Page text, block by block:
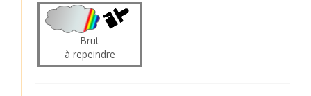
Brut
à repeindre